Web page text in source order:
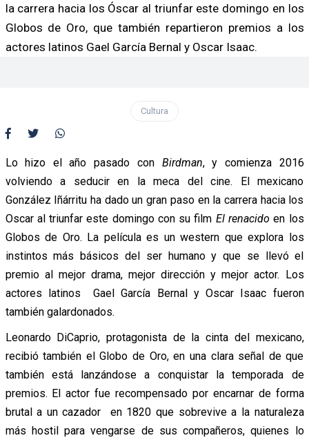
la carrera hacia los Óscar al triunfar este domingo en los
Globos de Oro, que también repartieron premios a los
actores latinos Gael García Bernal y Oscar Isaac.
Cultura
Lo hizo el año pasado con Birdman, y comienza 2016
volviendo a seducir en la meca del cine. El mexicano
González Iñárritu ha dado un gran paso en la carrera hacia los
Oscar al triunfar este domingo con su film El renacido en los
Globos de Oro. La película es un western que explora los
instintos más básicos del ser humano y que se llevó el
premio al mejor drama, mejor dirección y mejor actor. Los
actores latinos Gael García Bernal y Oscar Isaac fueron
también galardonados.
Leonardo DiCaprio, protagonista de la cinta del mexicano,
recibió también el Globo de Oro, en una clara señal de que
también está lanzándose a conquistar la temporada de
premios. El actor fue recompensado por encarnar de forma
brutal a un cazador en 1820 que sobrevive a la naturaleza
más hostil para vengarse de sus compañeros, quienes lo